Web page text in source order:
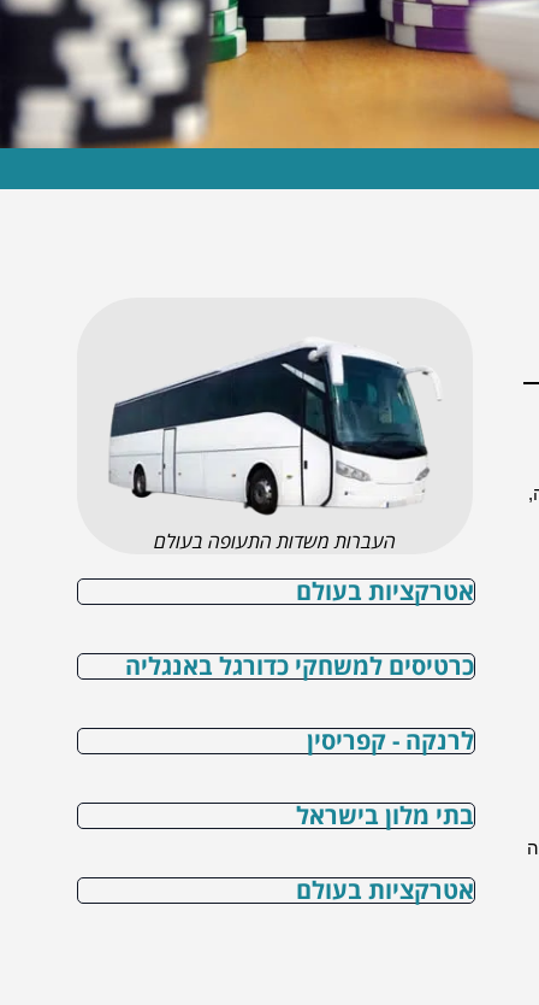
העברות משדות התעופה בעולם
אטרקציות בעולם
כרטיסים למשחקי כדורגל באנגליה
לרנקה - קפריסין
בתי מלון בישראל
אטרקציות בעולם